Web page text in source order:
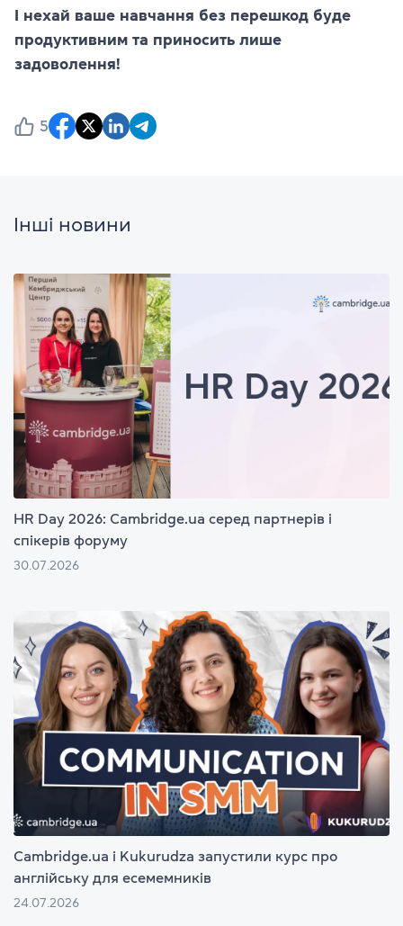
І нехай ваше навчання без перешкод буде
продуктивним та приносить лише
задоволення!
5
Інші новини
HR Day 2026: Cambridge.ua серед партнерів і
спікерів форуму
30.07.2026
Cambridge.ua і Kukurudza запустили курс про
англійську для есемемників
24.07.2026